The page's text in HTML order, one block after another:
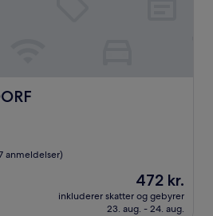
anmeldelser)
Prisen
er
472 kr.
472 kr.
inkluderer skatter og gebyrer
23. aug. - 24. aug.